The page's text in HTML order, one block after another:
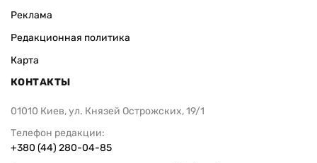
Реклама
Редакционная политика
Карта
КОНТАКТЫ
01010 Киев, ул. Князей Острожских, 19/1
Телефон редакции:
+380 (44) 280-04-85